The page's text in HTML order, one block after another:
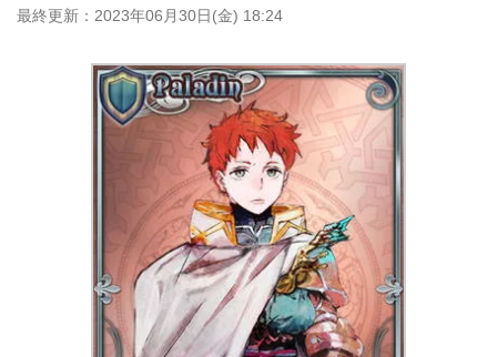
最終更新
2023年06月30日(金) 18:24